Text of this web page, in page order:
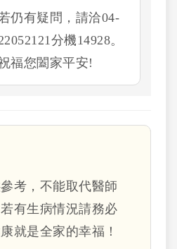
仍有疑問，請洽04-
分機14928。
福您闔家平安!
考，不能取代醫師
有生病情況請務必
就是全家的幸福！